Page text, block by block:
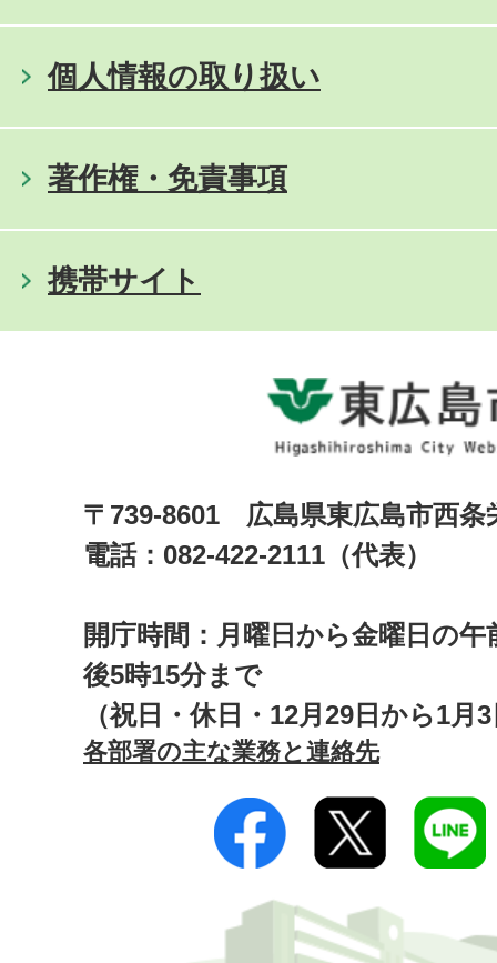
個人情報の取り扱い
著作権・免責事項
携帯サイト
〒739-8601 広島県東広島市西
電話：082-422-2111（代表）
開庁時間：月曜日から金曜日の午
後5時15分まで
（祝日・休日・12月29日から1月
各部署の主な業務と連絡先